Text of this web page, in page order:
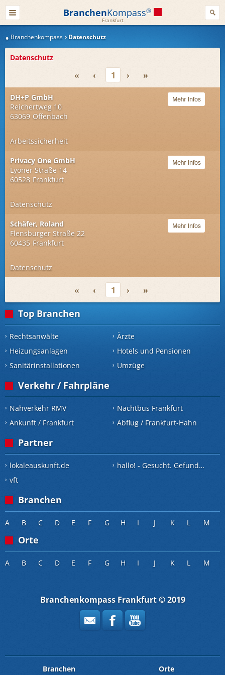
BranchenKompass®
Frankfurt
Branchenkompass Datenschutz
Datenschutz
« ‹ 1 › »
DH+P GmbH
Reichertweg 10
63069 Offenbach
Arbeitssicherheit
Privacy One GmbH
Lyoner Straße 14
60528 Frankfurt
Datenschutz
Schäfer, Roland
Flensburger Straße 22
60435 Frankfurt
Datenschutz
« ‹ 1 › »
Top Branchen
Rechtsanwälte Ärzte
Heizungsanlagen
Hotels und Pensionen
Sanitärinstallationen
Umzüge
Verkehr / Fahrpläne
Nahverkehr RMV Nachtbus Frankfurt
Ankunft / Frankfurt
Abflug / Frankfurt-Hahn
Partner
lokaleauskunft.de hallo! - Gesucht. Gefunden.
vft
Branchen
A B C D E F G H I J K L M
Orte
A B C D E F G H I J K L M
Branchenkompass Frankfurt © 2019
Branchen Orte